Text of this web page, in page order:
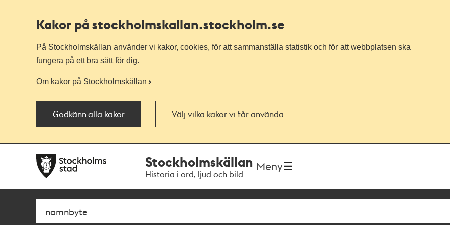
Kakor på stockholmskallan.stockholm.se
På Stockholmskällan använder vi kakor, cookies, för att sammanställa statistik och för att webbplatsen ska
fungera på ett bra sätt för dig.
Om kakor på Stockholmskällan
Godkänn alla kakor Välj vilka kakor vi får använda
navigationen
huvudinnehållet
Stockholmskällan
Historia i ord, ljud och bild
Meny
Sök